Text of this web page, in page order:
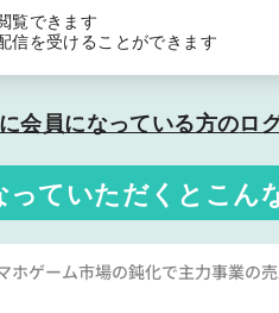
覧できます
信を受けることができます
会員になっている方のロ
っていただくと こん
ホゲーム市場の鈍化で主力事業の